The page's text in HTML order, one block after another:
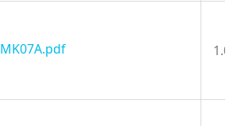
MK07A.pdf 1.0